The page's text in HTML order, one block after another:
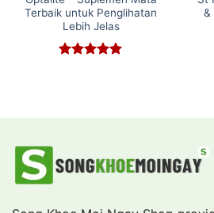
Terbaik untuk Penglihatan
Lebih Jelas
&